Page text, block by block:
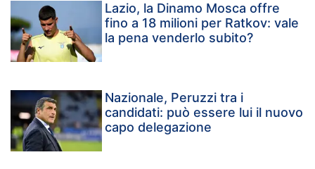
Lazio, la Dinamo Mosca offre
fino a 18 milioni per Ratkov: vale
la pena venderlo subito?
Nazionale, Peruzzi tra i
candidati: può essere lui il nuovo
capo delegazione